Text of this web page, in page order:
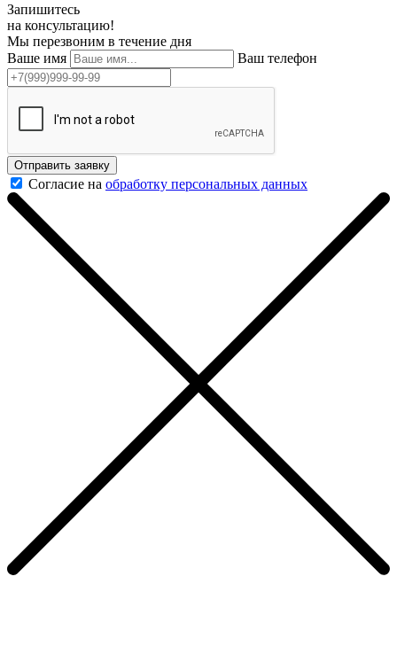
Запишитесь
на консультацию!
Мы перезвоним в течение дня
Ваше имя
Ваш телефон
Отправить заявку
Согласие на обработку персональных данных